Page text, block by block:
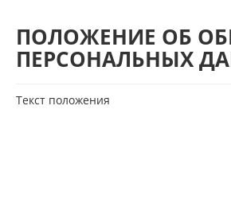
ПОЛОЖЕНИЕ ОБ
ПЕРСОНАЛЬНЫХ
Текст положения